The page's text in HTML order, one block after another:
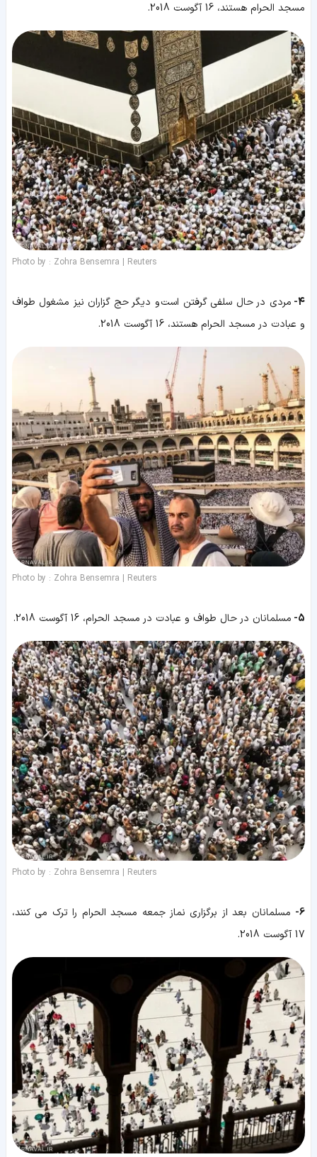
مسجد الحرام هستند، 16 آگوست 2018.
Photo by : Zohra Bensemra | Reuters
4- مردی در حال سلفی گرفتن است و دیگر حج گزاران نیز مشغول طواف
و عبادت در مسجد الحرام هستند، 16 آگوست 2018.
Photo by : Zohra Bensemra | Reuters
5- مسلمانان در حال طواف و عبادت در مسجد الحرام، 16 آگوست 2018.
Photo by : Zohra Bensemra | Reuters
6-
مسلمانان بعد از برگزاری نماز جمعه مسجد الحرام را ترک می کنند،
17 آگوست 2018.